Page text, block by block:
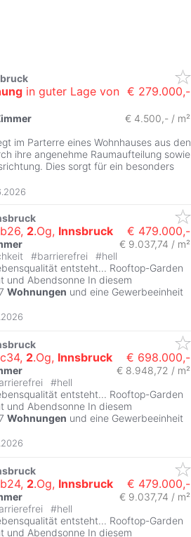
in guter Lage von € 279.000,-
€ 4.500,- / m²
im Parterre eines Wohnhauses aus den
ihre angenehme Raumaufteilung sowie
Dies sorgt für ein besonders
2.Og, Innsbruck € 479.000,-
€ 9.037,74 / m²
#barrierefrei #hell
entsteht... Rooftop-Garden
und Abendsonne In diesem
Wohnungen und eine Gewerbeeinheit
2.Og, Innsbruck € 698.000,-
€ 8.948,72 / m²
#hell
entsteht... Rooftop-Garden
und Abendsonne In diesem
Wohnungen und eine Gewerbeeinheit
2.Og, Innsbruck € 479.000,-
€ 9.037,74 / m²
#hell
entsteht... Rooftop-Garden
und Abendsonne In diesem